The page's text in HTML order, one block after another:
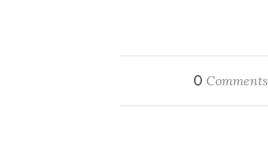
0 Comments